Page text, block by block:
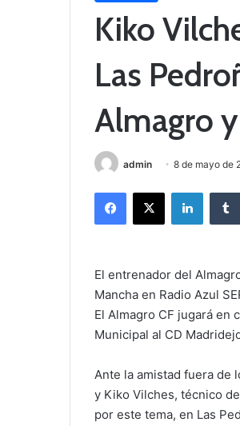
Kiko
Las
Almagro
admin 8 de mayo de
El entrenador del
Mancha en Radio Azul
El Almagro CF jugará en
Municipal al CD
Ante la amistad fuera de
y Kiko Vilches, técnico
por este tema, en Las